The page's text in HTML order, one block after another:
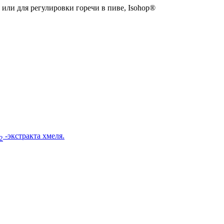
для регулировки горечи в пиве, Isohop®
2 -экстракта хмеля.